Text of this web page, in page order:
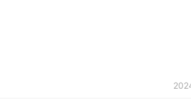
실과 유리되기 때문이다. 이때 돌아올 수 있